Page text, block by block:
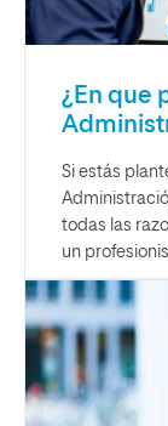
¿En que
Si estás
todas las
un